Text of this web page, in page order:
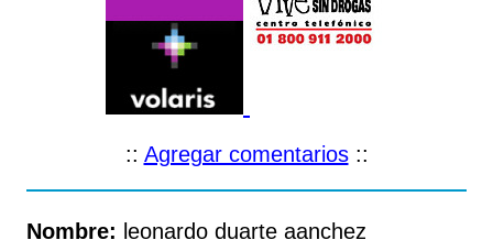
:: Agregar comentarios::
Nombre: leonardo duarte aanchez